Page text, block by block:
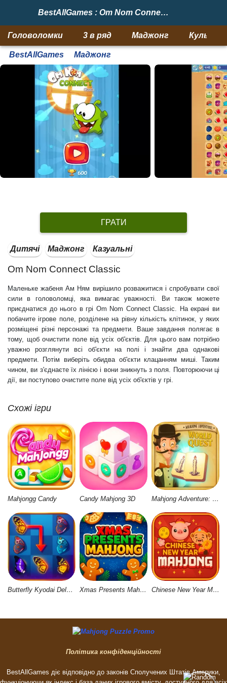
BestAllGames : Om Nom Connect Classic
Головоломки 3 в ряд Маджонг Кульки
BestAllGames Маджонг
ГРАТИ
Дитячі Маджонг Казуальні
Om Nom Connect Classic
Маленьке жабеня Ам Ням вирішило розважитися і спробувати свої
сили в головоломці, яка вимагає уважності. Ви також можете
приєднатися до нього в грі Om Nom Connect Classic. На екрані ви
побачите ігрове поле, розділене на рівну кількість клітинок, у яких
розміщені різні персонажі та предмети. Ваше завдання полягає в
тому, щоб очистити поле від усіх об'єктів. Для цього вам потрібно
уважно розглянути всі об'єкти на полі і знайти два однакові
предмети. Потім виберіть обидва об'єкти клацанням миші. Таким
чином, ви з'єднаєте їх лінією і вони зникнуть з поля. Повторюючи ці
дії, ви поступово очистите поле від усіх об'єктів у грі.
Схожі ігри
Mahjongg Candy Candy Mahjong 3D Mahjong Adventure: World Quest
Butterfly Kyodai Deluxe 2 Xmas Presents Mahjong Chinese New Year Mahjong
Політика конфіденційності
BestAllGames діє відповідно до законів Сполучених Штатів Америки,